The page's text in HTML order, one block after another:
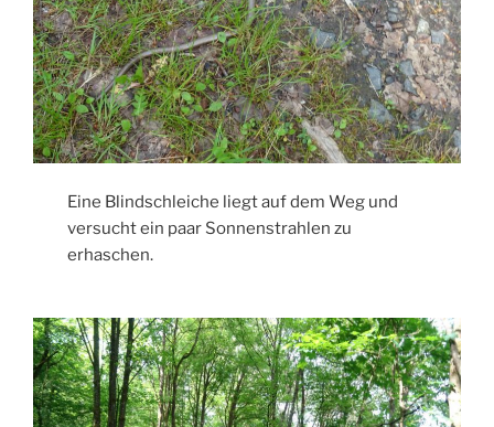
Eine Blindschleiche liegt auf dem Weg und
versucht ein paar Sonnenstrahlen zu
erhaschen.